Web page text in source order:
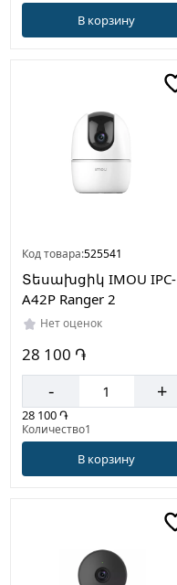
В корзину
Код товара:525541
Տեսախցիկ IMOU IPC-
A42P Ranger 2
Нет оценок
28 100 ֏
- +
28 100 ֏
Количество1
В корзину